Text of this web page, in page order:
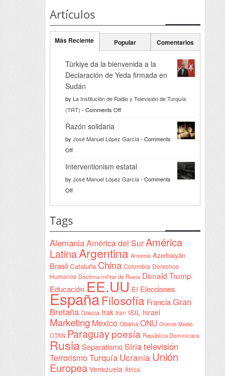
Artículos
Más Reciente Popular Comentarios
Türkiye da la bienvenida a la
Declaración de Yeda firmada en
Sudán
by La Institución de Radio y Televisión de Turquía
(TRT) - Comments Offon
Türkiye
la
a
Yeda
en
Sudán
Razón solidaria
by José Manuel López García- Comments
Offon
Razón
solidaria
Interventionism estatal
by José Manuel López García- Comments
Offon
Tags
AlemaniaAmérica del SurAmérica
LatinaArgentina Armenia Azerbaiyán
Brasil Cataluña China Colombia Derechos
Humanos Doctrina militar de Rusia Donald Trump
Educación EE.UU EI Elecciones
España Filosofía Francia Gran
Bretaña Grecia Irak Iran ISIL Israel
Marketing Mexico Obama ONU Oriente Medio
OTAN Paraguay poesía República Dominicana
Rusia Separatismo Siriatelevisión
Terrorismo Turquía Ucrania Unión
Europea Venezuela África